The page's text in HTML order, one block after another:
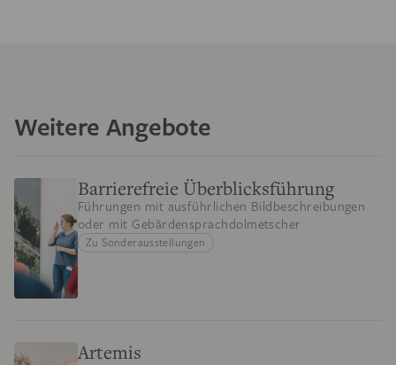
Weitere Angebote
Barrierefreie Überblicksführung
Führungen mit ausführlichen Bildbeschreibungen
oder mit Gebärdensprachdolmetscher
Zu Sonderausstellungen
Artemis